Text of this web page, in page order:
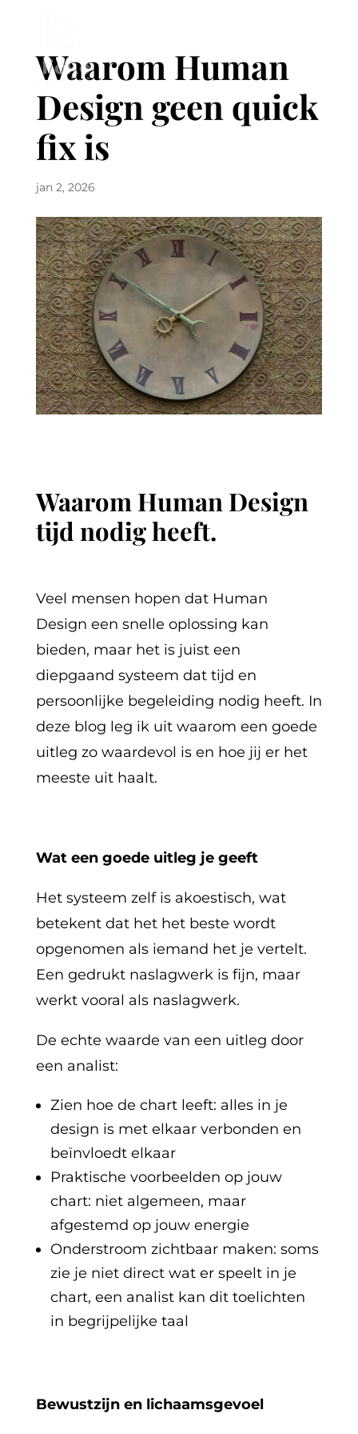
Waarom Human
Design geen quick
fix is
jan 2, 2026
Waarom Human Design
tijd nodig heeft.
Veel mensen hopen dat Human
Design een snelle oplossing kan
bieden, maar het is juist een
diepgaand systeem dat tijd en
persoonlijke begeleiding nodig heeft. In
deze blog leg ik uit waarom een goede
uitleg zo waardevol is en hoe jij er het
meeste uit haalt.
Wat een goede uitleg je geeft
Het systeem zelf is akoestisch, wat
betekent dat het het beste wordt
opgenomen als iemand het je vertelt.
Een gedrukt naslagwerk is fijn, maar
werkt vooral als naslagwerk.
De echte waarde van een uitleg door
een analist:
Zien hoe de chart leeft: alles in je
design is met elkaar verbonden en
beïnvloedt elkaar
Praktische voorbeelden op jouw
chart: niet algemeen, maar
afgestemd op jouw energie
Onderstroom zichtbaar maken: soms
zie je niet direct wat er speelt in je
chart, een analist kan dit toelichten
in begrijpelijke taal
Bewustzijn en lichaamsgevoel